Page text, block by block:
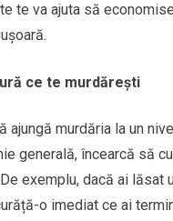
te va ajuta să
ce te murdărești
ajungă murdăria la un
generală, încearcă să
exemplu, dacă ai lăsat
o imediat ce ai